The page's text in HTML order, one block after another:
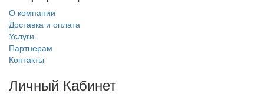
О компании
Доставка и оплата
Услуги
Партнерам
Контакты
Личный Кабинет